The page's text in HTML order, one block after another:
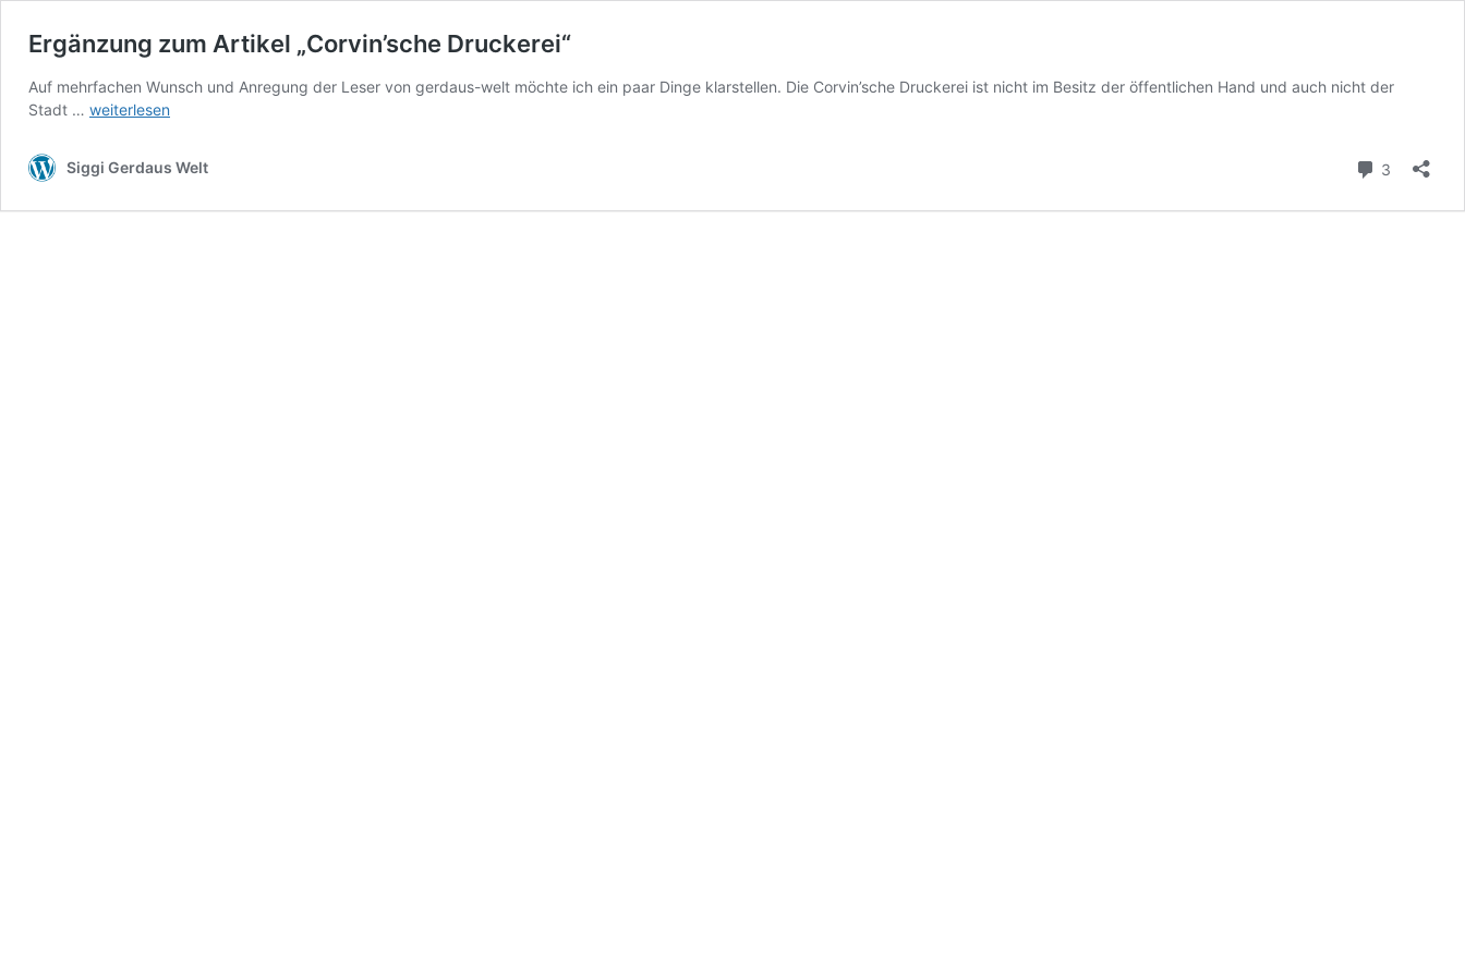
Ergänzung zum Artikel „Corvin’sche Druckerei“
Auf mehrfachen Wunsch und Anregung der Leser von gerdaus-welt möchte ich ein paar Dinge klarstellen. Die Corvin’sche Druckerei ist nicht im Besitz der öffentlichen Hand und auch nicht der
Stadt … Ergänzung
„Corvin’sche
weiterlesen
Siggi Gerdaus Welt 3